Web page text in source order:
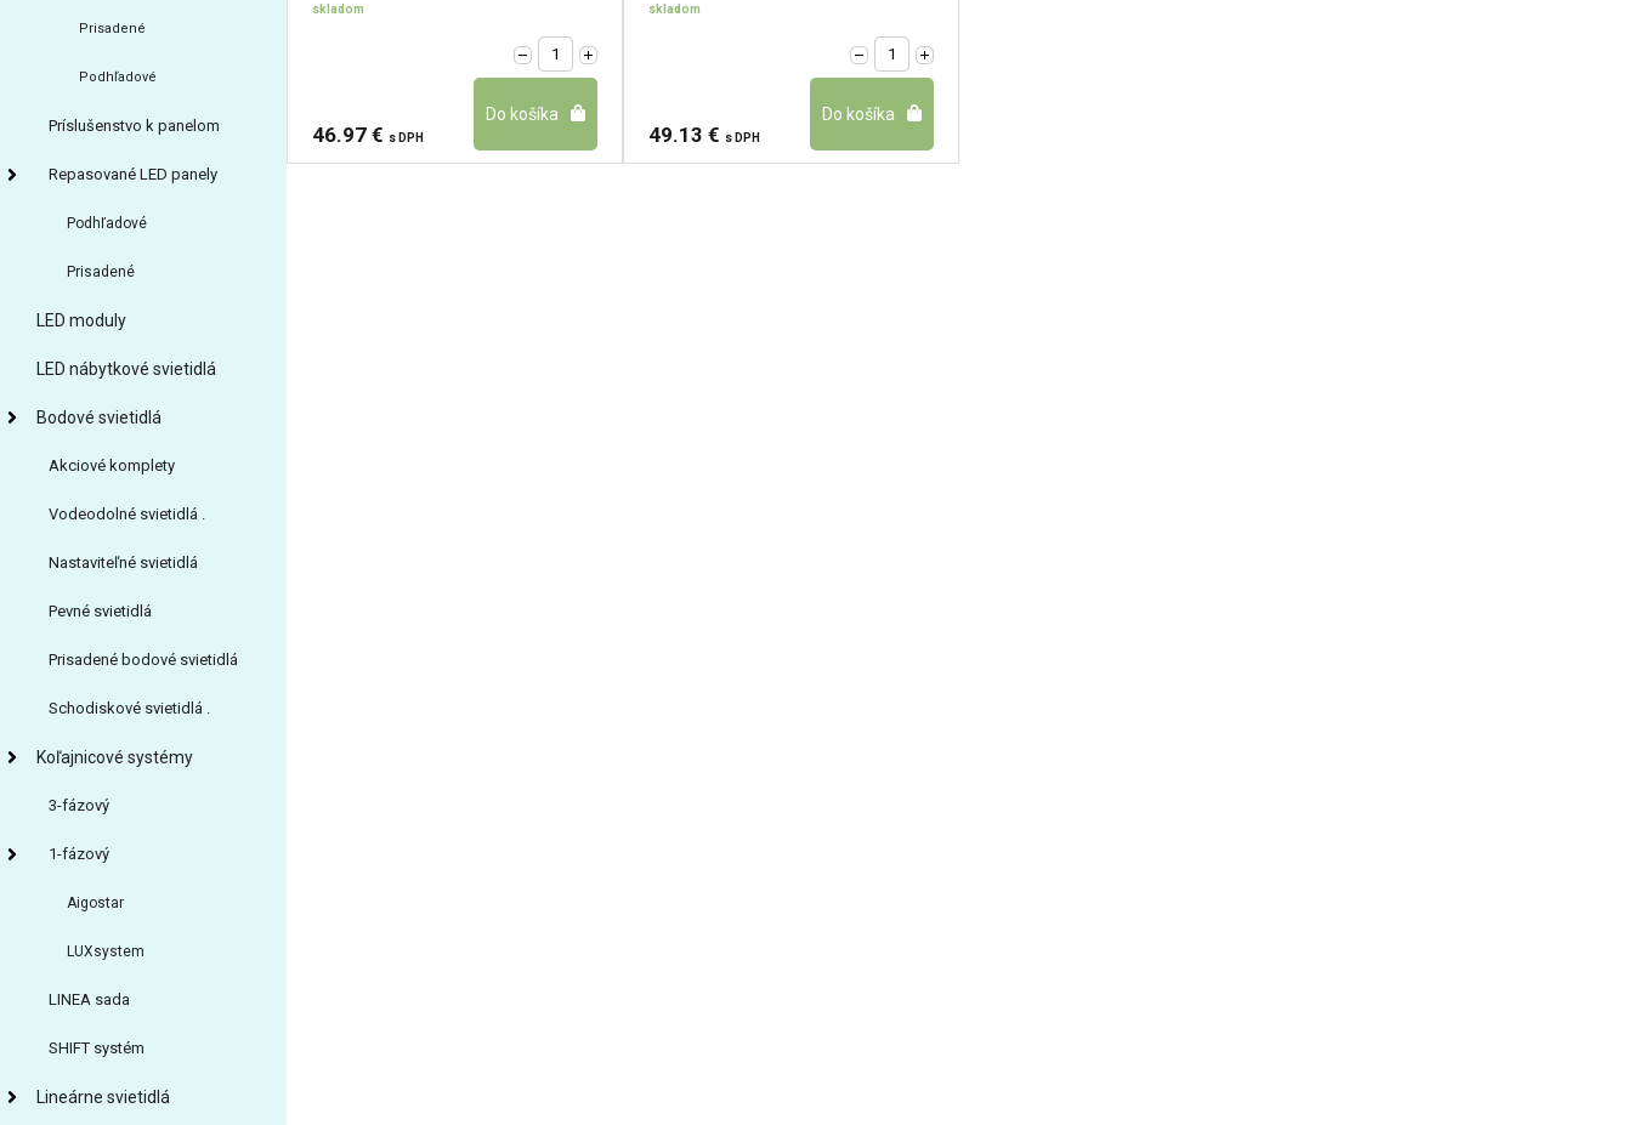
Prisadené
Podhľadové
Príslušenstvo k panelom
Repasované LED panely
Podhľadové
Prisadené
LED moduly
LED nábytkové svietidlá
Bodové svietidlá
Akciové komplety
Vodeodolné svietidlá .
Nastaviteľné svietidlá
Pevné svietidlá
Prisadené bodové svietidlá
Schodiskové svietidlá .
Koľajnicové systémy
3-fázový
1-fázový
Aigostar
LUXsystem
LINEA sada
SHIFT systém
Lineárne svietidlá
skladom
46.97 € s DPH
skladom
49.13 € s DPH